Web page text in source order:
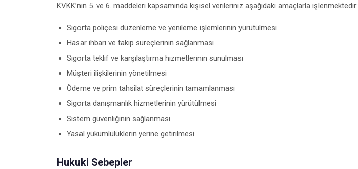
KVKK’nın 5. ve 6. maddeleri kapsamında kişisel verileriniz aşağıdaki amaçlarla işlenmektedir:
Sigorta poliçesi düzenleme ve yenileme işlemlerinin yürütülmesi
Hasar ihbarı ve takip süreçlerinin sağlanması
Sigorta teklif ve karşılaştırma hizmetlerinin sunulması
Müşteri ilişkilerinin yönetilmesi
Ödeme ve prim tahsilat süreçlerinin tamamlanması
Sigorta danışmanlık hizmetlerinin yürütülmesi
Sistem güvenliğinin sağlanması
Yasal yükümlülüklerin yerine getirilmesi
Hukuki Sebepler